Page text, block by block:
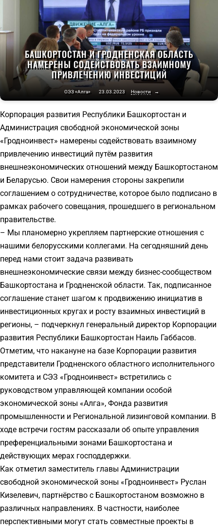
БАШКОРТОСТАН И ГРОДНЕНСКАЯ ОБЛАСТЬ
НАМЕРЕНЫ СОДЕЙСТВОВАТЬ ВЗАИМНОМУ
ПРИВЛЕЧЕНИЮ ИНВЕСТИЦИЙ
ОЭЗ «Алга» 23.03.2023 Новости →
Корпорация развития Республики Башкортостан и
Администрация свободной экономической зоны
«Гродноинвест» намерены содействовать взаимному
привлечению инвестиций путём развития
внешнеэкономических отношений между Башкортостаном
и Беларусью. Свои намерения стороны закрепили
соглашением о сотрудничестве, которое было подписано в
рамках рабочего совещания, прошедшего в региональном
правительстве.
– Мы планомерно укрепляем партнерские отношения с
нашими белорусскими коллегами. На сегодняшний день
перед нами стоит задача развивать
внешнеэкономические связи между бизнес-сообществом
Башкортостана и Гродненской области. Так, подписанное
соглашение станет шагом к продвижению инициатив в
инвестиционных кругах и росту взаимных инвестиций в
регионы, – подчеркнул генеральный директор Корпорации
развития Республики Башкортостан Наиль Габбасов.
Отметим, что накануне на базе Корпорации развития
представители Гродненского областного исполнительного
комитета и СЭЗ «Гродноинвест» встретились с
руководством управляющей компании особой
экономической зоны «Алга», Фонда развития
промышленности и Региональной лизинговой компании. В
ходе встречи гостям рассказали об опыте управления
преференциальными зонами Башкортостана и
действующих мерах господдержки.
Как отметил заместитель главы Администрации
свободной экономической зоны «Гродноинвест» Руслан
Кизелевич, партнёрство с Башкортостаном возможно в
различных направлениях. В частности, наиболее
перспективными могут стать совместные проекты в